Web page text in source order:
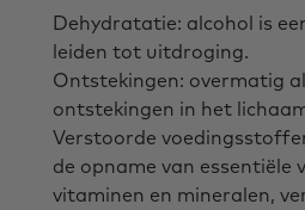
Dehydratatie: alcohol is
leiden tot uitdroging.
Ontstekingen: overmatig
ontstekingen in het
Verstoorde
de opname van essentiële
vitaminen en mineralen,